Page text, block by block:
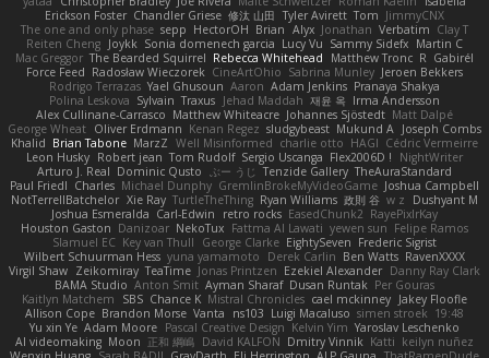
Erickson Foster Chandler Griese 修汰 山田 Tyler Avirett Tom JimmyCNX
The one and only phase sepp HectorOH Brian Alyx Jonathan Verbatim Clay T
Reiten Cheng Joykk Sonia domenech garcia Lucy Vu Sammy Sidefx Martin C
Mac Greggor The Bearded Squirrel Rebecca Whitehead Matthew Tronc R Gabirél
Force Feed Radosław Wieczorek CineArtOhio Sabrina Munley Jeroen Bekkers
Rodrigo Terrazas Yael Ghusoun Aaron Adam Jenkins Pranaya Shakya
Polina Leskova Sylvain Traxus Jehad Maddah 재윤 옥 Irma Andersson
Alex Cullinane-Carrasco Matthew Whiteacre Johannes Sjöstedt Matt Dalpé
George Wheat Oliver Erdmann Kenan Regez sludgybeast Mukund A Joseph Combs
Khalid Brian Tabone MarzZ Well Misinformed charlie otto HAGI Cédric Vermeirre
Leon Husky Robert jean Tom Rudolf Sergio Uscanga Flex2006D !
NightWriter
Arturo J. Real Dominic Qusto ぶー うじ Tenzide Gallery TheAuraStandard
Paul Friedl Charles Michael Dunphy GremlinBrokeMyVideoGame Joshua Campbell
NotTerrellBatchelor Xie Ray TurtleTheThing Ryan Williams 政則 谷 w z
Dushyant M
Joshua Esmeralda Carl-Edwin retro rocks EasedChunk2 RayePixlrKay
Houston Gaston Danizoar NekoTux Fattma Al Lawati yewen sun Felipe Ramos
Slamuel EC Key van Thull George Clarke EightySeven Frederic Sigrist
Wilbert Schuurman Hess yuna yamamoto Derek Carlin Ben Watts RavenXXXX
Virgil Shaw Zeikomiray TeaTime Jonas Printzen Ezekiel Alexander Danny Ray Clark
BAMA Studio Anton Smit Ayman Sharaf Dusan Runtak Per Gouras
Kaitlyn Matchem
SBS Chance K Mistral Chronicles cael mckinney Jakey Floofle
Allison Cope Brandon Morse Vanta ns103 Luigi Macaluso simen stroek 19:48
Yu xin Ye Adam Moore Pascal Creative Design Kelvin Yim Yaroslav Leschenko
AI videomaking Moon 正和 綱嶋 David KALFON Dmitry Vinnik Katti keilyn nuñez